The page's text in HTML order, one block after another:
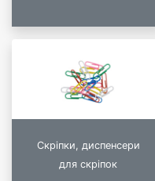
Скріпки, диспенсери
для скріпок